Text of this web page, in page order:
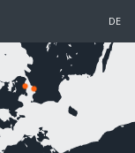
DE